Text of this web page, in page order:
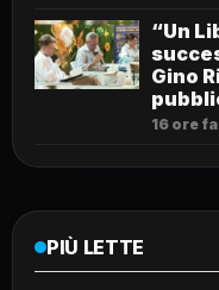
“Un
Gino
16 ore fa
PIÙ LETTE